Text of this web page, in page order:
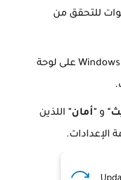
للتحقق من
اضغط على Windows + I على لوحة
و "أمان" اللذين
الإعدادات.